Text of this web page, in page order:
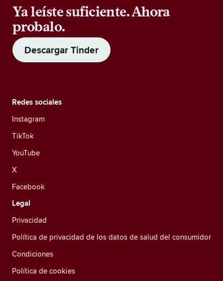
Ya leíste suficiente. Ahora
probalo.
Descargar Tinder
Redes sociales
Instagram
TikTok
YouTube
X
Facebook
Legal
Privacidad
Política de privacidad de los datos de salud del consumidor
Condiciones
Política de cookies